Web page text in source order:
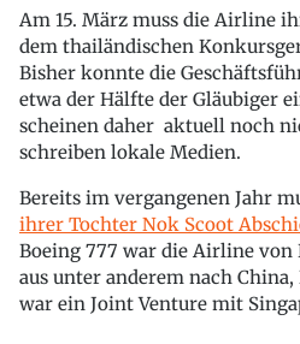
Am 15. März muss die Airline
dem thailändischen
Bisher konnte die
etwa der Hälfte der Gläubiger
scheinen daher aktuell noch
schreiben lokale Medien.
Bereits im vergangenen Jahr
ihrer Tochter Nok Scoot
Boeing 777 war die Airline von
aus unter anderem nach
war ein Joint Venture mit